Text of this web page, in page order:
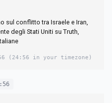
sul conflitto tra Israele e Iran,
degli Stati Uniti su Truth,
(24:56 in your timezone)